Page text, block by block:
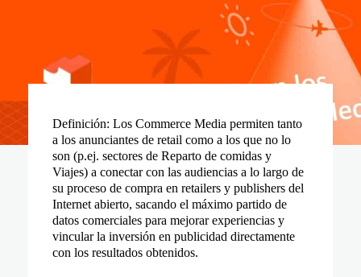
Definición: Los Commerce Media permiten tanto
a los anunciantes de retail como a los que no lo
son (p.ej. sectores de Reparto de comidas y
Viajes) a conectar con las audiencias a lo largo de
su proceso de compra en retailers y publishers del
Internet abierto, sacando el máximo partido de
datos comerciales para mejorar experiencias y
vincular la inversión en publicidad directamente
con los resultados obtenidos.